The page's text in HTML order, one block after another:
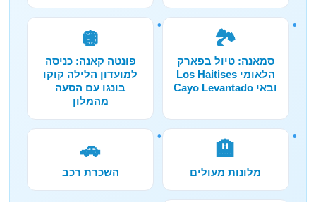
🏞️
סמאנה: טיול בפארק
הלאומי Los Haitises
ובאי Cayo Levantado
🪩
פונטה קאנה: כניסה
למועדון הלילה קוקו
בונגו עם הסעה
מהמלון
🏨
מלונות מעולים
🚗
השכרת רכב